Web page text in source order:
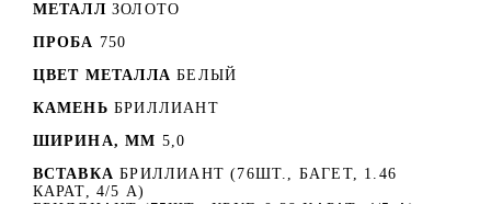
МЕТАЛЛ ЗОЛОТО
ПРОБА 750
ЦВЕТ МЕТАЛЛА БЕЛЫЙ
КАМЕНЬ БРИЛЛИАНТ
ШИРИНА, ММ 5,0
ВСТАВКА БРИЛЛИАНТ (76ШТ., БАГЕТ, 1.46
КАРАТ, 4/5 А)